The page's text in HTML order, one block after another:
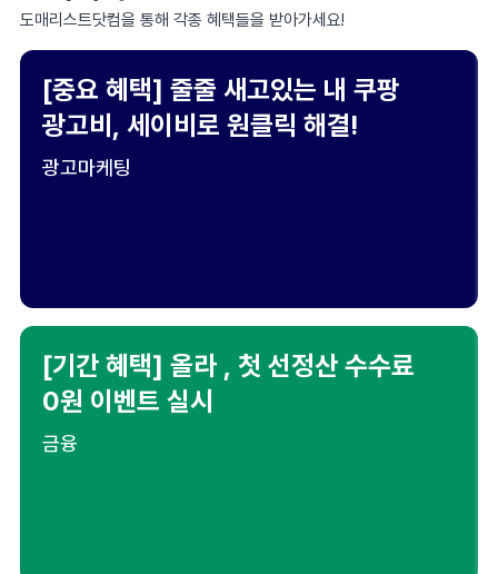
도매리스트닷컴을 통해 각종 혜택들을 받아가세요!
[중요 혜택] 줄줄 새고있는 내 쿠팡
광고비, 세이비로 원클릭 해결!
광고마케팅
[기간 혜택] 올라 , 첫 선정산 수수료
0원 이벤트 실시
금융